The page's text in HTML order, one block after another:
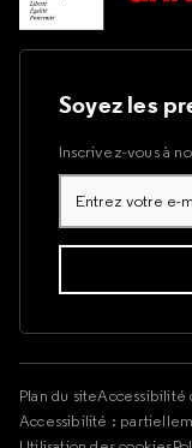
Soyez les
Inscrivez-vous à
Plan du siteAccessibilité
Accessibilité :